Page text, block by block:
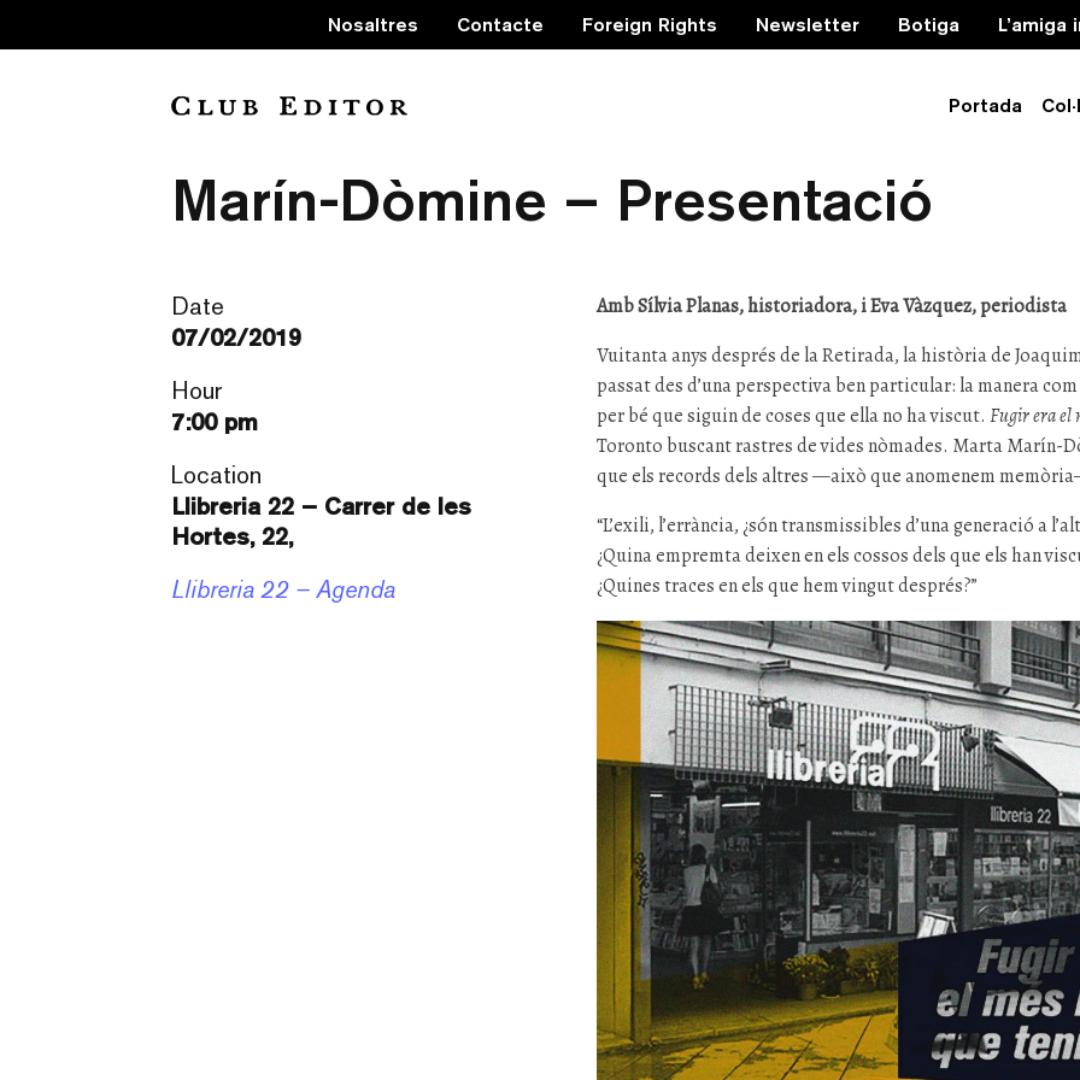
Nosaltres Contacte Foreign Rights Newsletter Botiga L’amiga
Portada
‘Fugir era el més bell que
Marín-Dòmine – Presentació
Date
07/02/2019
Hour
7:00 pm
Location
Llibreria 22 – Carrer de les
Hortes, 22,
Llibreria 22 – Agenda
Amb Sílvia Planas, historiadora, i Eva Vàzquez, periodista
Vuitanta anys després de la Retirada, la història de
passat des d’una perspectiva ben particular: la manera
per bé que siguin de coses que ella no ha viscut.Fugir era el
Toronto buscant rastres de vides nòmades. Marta Marín-
que els records dels altres —això que anomenem
“L’exili, l’errància, ¿són transmissibles d’una generació a
¿Quina empremta deixen en els cossos dels que els han
¿Quines traces en elsque hem vingut després?”